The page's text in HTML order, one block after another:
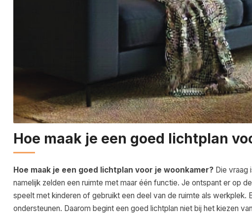
Hoe maak je een goed lichtplan
Hoe maak je een goed lichtplan voor je woonkamer? Die vraag
namelijk zelden een ruimte met maar één functie. Je ontspant er op
speelt met kinderen of gebruikt een deel van de ruimte als werkplek.
ondersteunen. Daarom begint een goed lichtplan niet bij het kiezen